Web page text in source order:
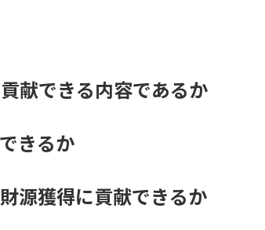
献できる内容であるか
きるか
源獲得に貢献できるか